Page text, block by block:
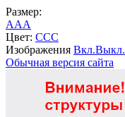
Размер:
AAA
Цвет: CCC
Изображения Вкл.Выкл.
Обычная версия сайта